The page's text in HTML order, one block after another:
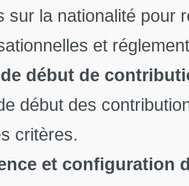
sur la nationalité pour
et
début de
début des
critères.
et configuration